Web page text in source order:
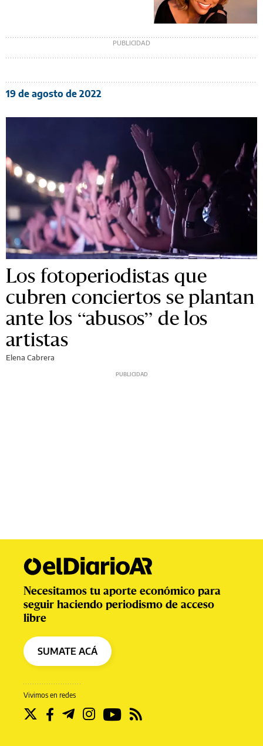
19 de agosto de 2022
Los fotoperiodistas que
cubren conciertos se plantan
ante los “abusos” de los
artistas
Elena Cabrera
Vivimos en redes
Necesitamos tu aporte económico para
seguir haciendo periodismo de acceso
libre
SUMATE ACÁ